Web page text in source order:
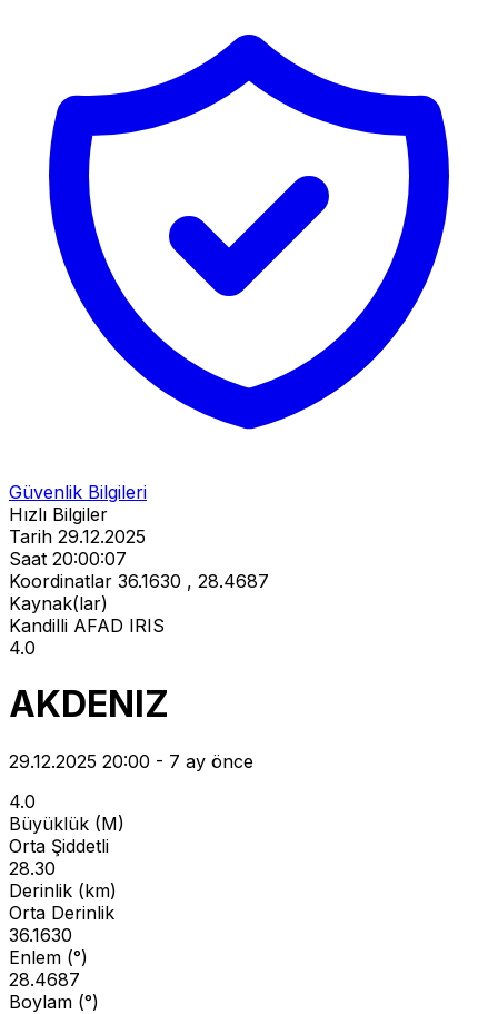
Güvenlik Bilgileri
Hızlı Bilgiler
Tarih 29.12.2025
Saat 20:00:07
Koordinatlar 36.1630 , 28.4687
Kaynak(lar)
Kandilli AFAD IRIS
4.0
AKDENIZ
29.12.2025 20:00 - 7 ay önce
4.0
Büyüklük (M)
Orta Şiddetli
28.30
Derinlik (km)
Orta Derinlik
36.1630
Enlem (°)
28.4687
Boylam (°)